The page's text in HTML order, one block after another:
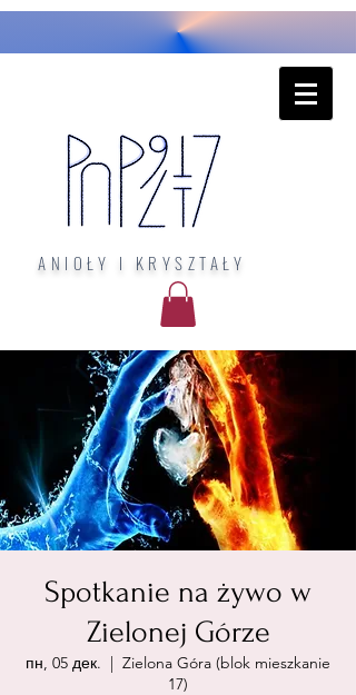
ANIOŁY I KRYSZTAŁY
Spotkanie na żywo w
Zielonej Górze
пн, 05 дек.
  |
Zielona Góra (blok mieszkanie
17)